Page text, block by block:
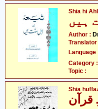
Shia hi
Author :
Translator
Language
Category :
Topic :
Shia
قرآن